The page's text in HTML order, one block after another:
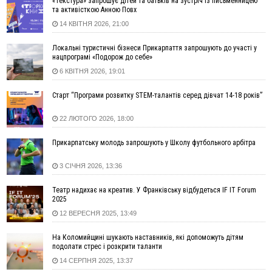
13:30
ФОТО На Надрічній тривають останні приготування до
12:57
У Франківську зафіксували найбільшу спеку за всю історію
спостережень
12:24
Лікування наркоманії Київ: чому важливо розпочати
терапію якомога раніше
тисяч гривень у валюті, засудили до 5 років
11:50
Податкова передасть в Міноборони для "Оберегу" дані про
чоловіків 18–60 років
11:20
Водійка, яку на Сухомлинського побив інший керманич,
відмовилася від обвинувачення — справу закрили
10:45
У Франківську, Коломиї, Долині та Яремче 6 серпня
10:02
Змушував надсилати інтимні фото: на Прикарпатті
затримали підозрюваного у розбещенні малолітньої
09:22
АМКУ розпочав справу проти Гвіздецької селищної ради
через різні ставки земельного податку
08:54
Синоптики попереджають про значний дощ на Прикарпатті
до кінця п'ятниці
та активісткою Анною Повх
14 КВІТНЯ 2026, 21:00
Локальні туристичні бізнеси Прикарпаття запрошують до участі у
нацпрограмі «Подорож до себе»
6 КВІТНЯ 2026, 19:01
Старт “Програми розвитку STEM-талантів серед дівчат 14-18 років”
22 ЛЮТОГО 2026, 18:00
Прикарпатську молодь запрошують у Школу футбольного арбітра
3 СІЧНЯ 2026, 13:36
Театр надихає на креатив. У Франківську відбудеться IF IT Forum
2025
12 ВЕРЕСНЯ 2025, 13:49
На Коломийщині шукають наставників, які допоможуть дітям
подолати стрес і розкрити таланти
14 СЕРПНЯ 2025, 13:37